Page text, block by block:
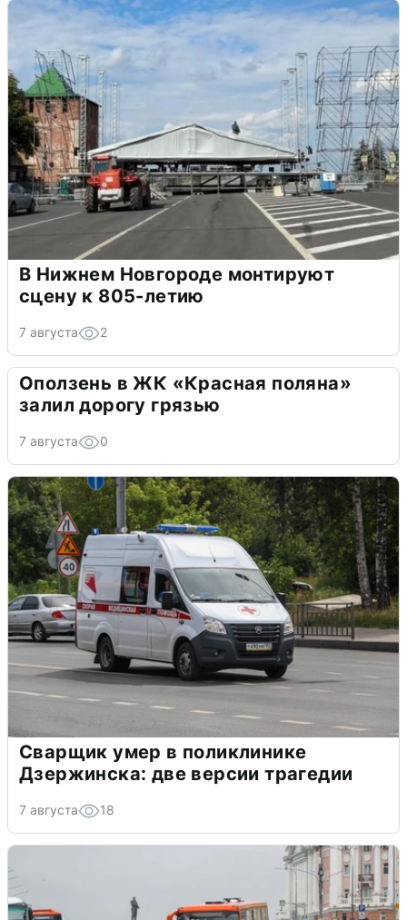
В Нижнем Новгороде монтируют
сцену к 805-летию
7 августа 2
Оползень в ЖК «Красная поляна»
залил дорогу грязью
7 августа 0
Сварщик умер в поликлинике
Дзержинска: две версии трагедии
7 августа 18